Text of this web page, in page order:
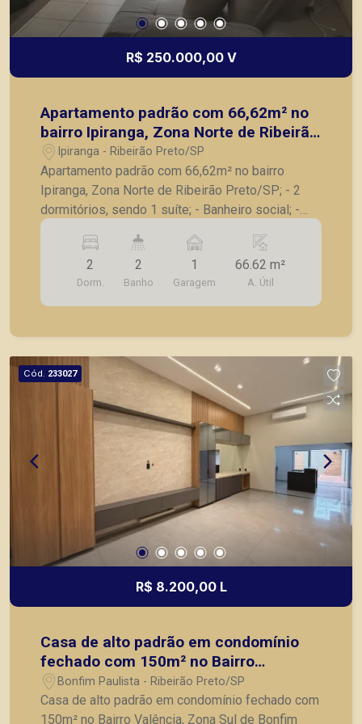
R$ 250.000,00 V
Apartamento padrão com 66,62m² no
bairro Ipiranga, Zona Norte de Ribeirão
Preto/SP;
Ipiranga - Ribeirão Preto/SP
Apartamento padrão com 66,62m² no bairro
Ipiranga, Zona Norte de Ribeirão Preto/SP; - 2
dormitórios, sendo 1 suíte; - Banheiro social; -
Sala para 2 ambientes; - Cozinha; - Área de
serviços; - 1 vaga de garagem, cabe até 2 carros.
A Piramid tem como objetivo atender seus
clientes com agilidade e segurança, em locação,
vendas de imóveis prontos, usados ou mesmo
2
Dorm.
2
Banho
1
Garagem
66.62 m²
A. Útil
Cód. 233027
R$ 8.200,00 L
Casa de alto padrão em condomínio
fechado com 150m² no Bairro
Valência, Zona Sul de Bonfim
Paulista/SP:
Bonfim Paulista - Ribeirão Preto/SP
Casa de alto padrão em condomínio fechado com
150m² no Bairro Valência, Zona Sul de Bonfim